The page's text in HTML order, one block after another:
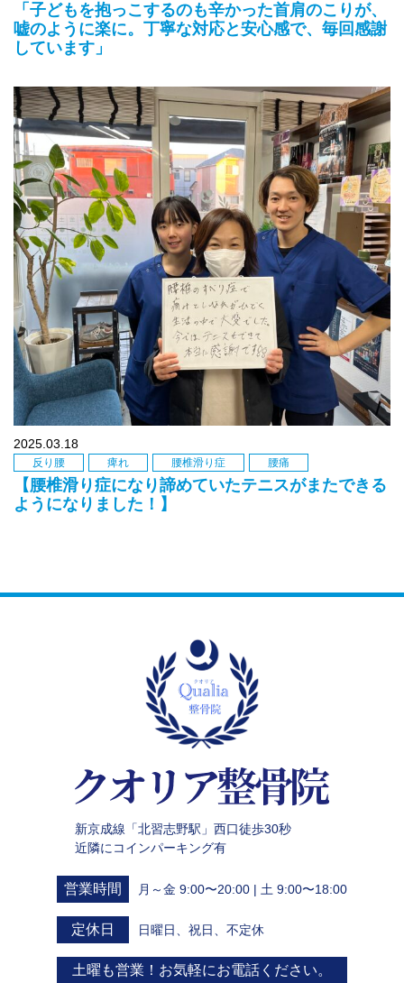
「子どもを抱っこするのも辛かった首肩のこりが、
嘘のように楽に。丁寧な対応と安心感で、毎回感謝
しています」
2025.03.18
反り腰 痺れ 腰椎滑り症 腰痛
【腰椎滑り症になり諦めていたテニスがまたできる
ようになりました！】
新京成線「北習志野駅」西口徒歩30秒
近隣にコインパーキング有
営業時間 月～金 9:00〜20:00 | 土 9:00〜18:00
定休日 日曜日、祝日、不定休
土曜も営業！お気軽にお電話ください。